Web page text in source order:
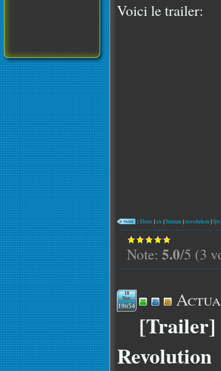
Voici le trailer:
:Deus |ex |human |revolution |fps
Note: 5.0/5 (3
18
Nov
19h54
[Trailer]
Revolution